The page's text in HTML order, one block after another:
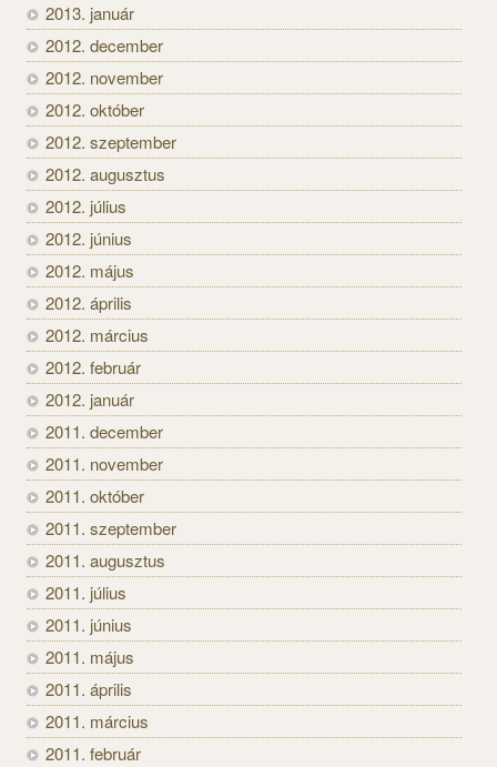
2013. január
2012. december
2012. november
2012. október
2012. szeptember
2012. augusztus
2012. július
2012. június
2012. május
2012. április
2012. március
2012. február
2012. január
2011. december
2011. november
2011. október
2011. szeptember
2011. augusztus
2011. július
2011. június
2011. május
2011. április
2011. március
2011. február